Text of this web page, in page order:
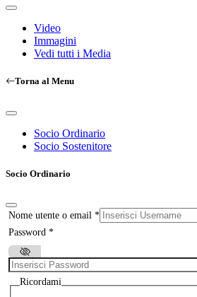
Video
Immagini
Vedi tutti i Media
Torna al Menu
Socio Ordinario
Socio Sostenitore
Socio Ordinario
Nome utente o email *
Password *
Ricordami